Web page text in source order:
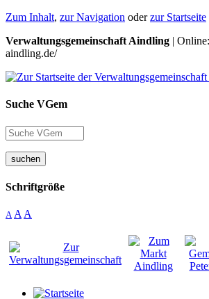
Zum Inhalt, zur Navigation oderzur Startseite
Verwaltungsgemeinschaft Aindling |
aindling.de/
Suche VGem
suchen
Schriftgröße
A A A